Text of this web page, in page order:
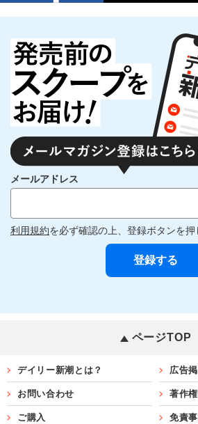
メールアドレス
利用規約を必ず確認の上、登録ボタンを押
ページTOP
デイリー新潮とは？ 広告
お問い合わせ 著作
ご購入 免責